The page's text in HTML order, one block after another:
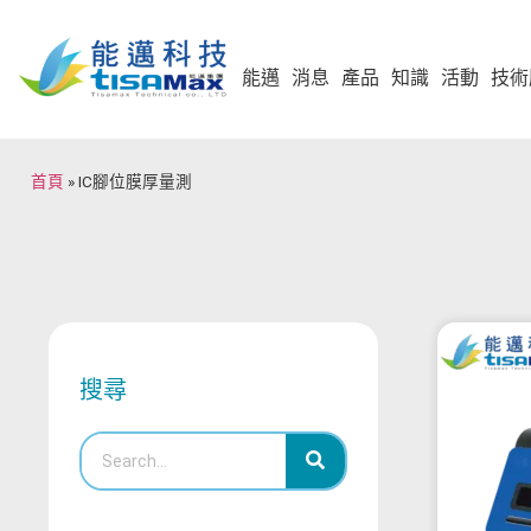
能邁 消息 產品 知識 活動 技
首頁 »IC腳位膜厚量測
搜尋